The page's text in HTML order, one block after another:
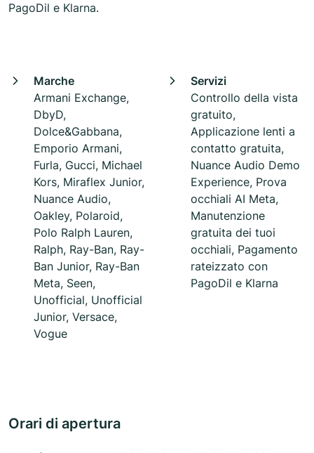
PagoDil e Klarna.
Marche
Armani Exchange,
DbyD,
Dolce&Gabbana,
Emporio Armani,
Furla, Gucci, Michael
Kors, Miraflex Junior,
Nuance Audio,
Oakley, Polaroid,
Polo Ralph Lauren,
Ralph, Ray-Ban, Ray-
Ban Junior, Ray-Ban
Meta, Seen,
Unofficial, Unofficial
Junior, Versace,
Vogue
Servizi
Controllo della vista
gratuito,
Applicazione lenti a
contatto gratuita,
Nuance Audio Demo
Experience, Prova
occhiali AI Meta,
Manutenzione
gratuita dei tuoi
occhiali, Pagamento
rateizzato con
PagoDil e Klarna
Orari di apertura